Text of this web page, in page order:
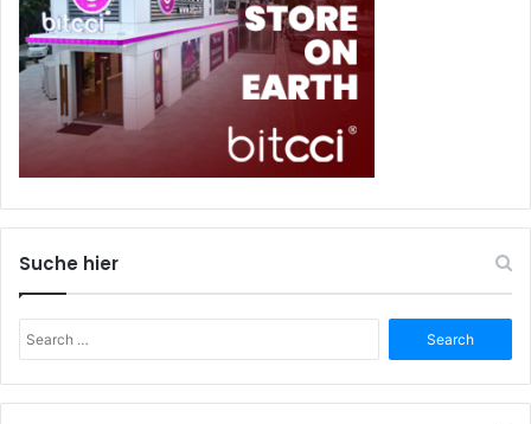
Suche hier
for: